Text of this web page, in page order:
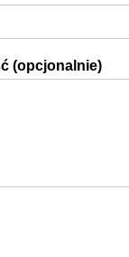
(opcjonalnie)